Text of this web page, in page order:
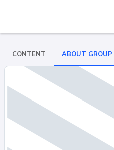
CONTENT ABOUT GROUP